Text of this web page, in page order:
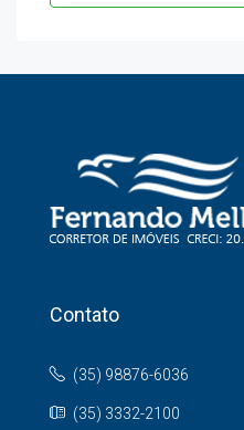
Contato
(35) 98876-6036
(35) 3332-2100